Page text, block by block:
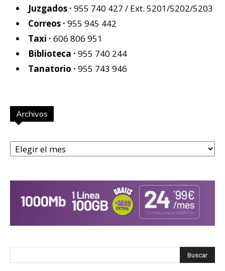
Juzgados · 955 740 427 / Ext. 5201/5202/5203
Correos · 955 945 442
Taxi · 606 806 951
Biblioteca · 955 740 244
Tanatorio · 955 743 946
Archivos
Archivos